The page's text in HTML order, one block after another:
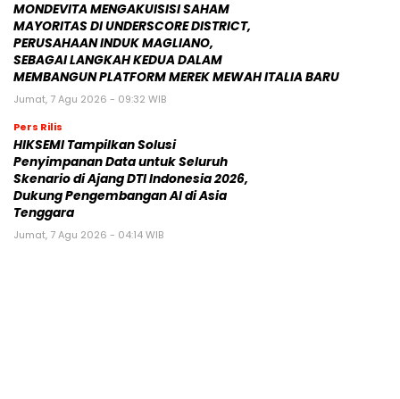
MONDEVITA MENGAKUISISI SAHAM
MAYORITAS DI UNDERSCORE DISTRICT,
PERUSAHAAN INDUK MAGLIANO,
SEBAGAI LANGKAH KEDUA DALAM
MEMBANGUN PLATFORM MEREK MEWAH ITALIA BARU
Jumat, 7 Agu 2026 - 09:32 WIB
Pers Rilis
HIKSEMI Tampilkan Solusi
Penyimpanan Data untuk Seluruh
Skenario di Ajang DTI Indonesia 2026,
Dukung Pengembangan AI di Asia
Tenggara
Jumat, 7 Agu 2026 - 04:14 WIB